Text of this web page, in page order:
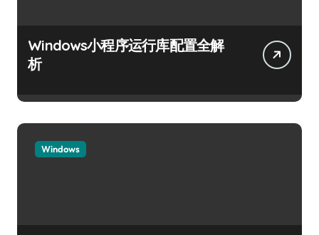
Windows小程序运行库配置全解
析
Windows